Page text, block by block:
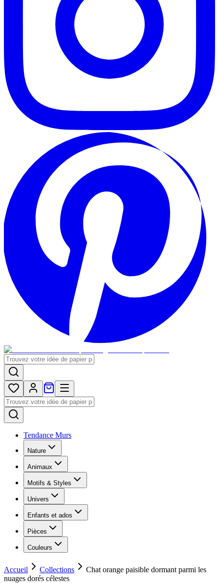
Tendance Murs
Nature
Animaux
Motifs & Styles
Univers
Enfants et ados
Pièces
Couleurs
Accueil Collections
Chat orange paisible dormant parmi les
nuages dorés célestes